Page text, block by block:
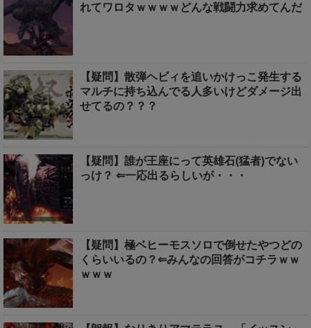
れてワロタｗｗｗｗどんな戦闘力求めてんだ
【疑問】散弾ヘビィを追いかけっこ発生する
マルチに持ち込んでる人多いけどダメージ出
せてるの？？？
【疑問】誰が王座にって英雄石(猛者)でない
っけ？ ⇐一応出るらしいが・・・
【疑問】極ベヒーモスソロで倒せたやつどの
くらいいるの？⇐みんなの回答がコチラｗｗ
ｗｗｗ